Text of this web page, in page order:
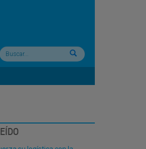
Buscar: